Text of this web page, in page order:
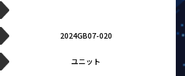
2024GB07-020
ユニット